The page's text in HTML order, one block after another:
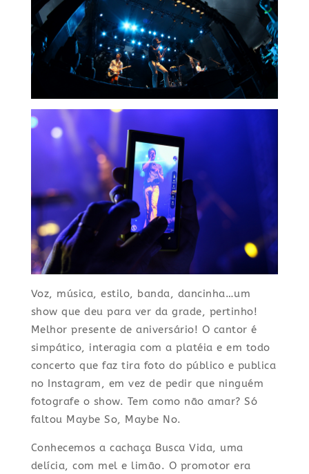
Voz, música, estilo, banda, dancinha…um
show que deu para ver da grade, pertinho!
Melhor presente de aniversário! O cantor é
simpático, interagia com a platéia e em todo
concerto que faz tira foto do público e publica
no Instagram, em vez de pedir que ninguém
fotografe o show. Tem como não amar? Só
faltou Maybe So, Maybe No.
Conhecemos a cachaça Busca Vida, uma
delícia, com mel e limão. O promotor era